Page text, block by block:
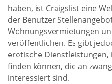
haben, ist Craigslist eine
der Benutzer
Wohnungsvermietungen
veröffentlichen. Es gibt
erotische Dienstleistungen,
finden können, die an
interessiert sind.